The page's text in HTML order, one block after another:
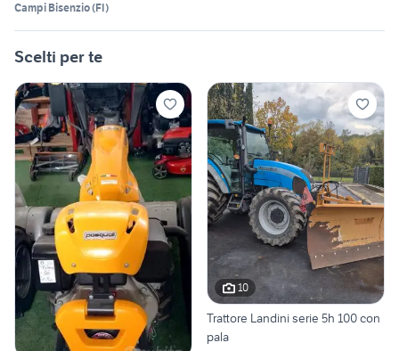
Campi Bisenzio(FI)
Scelti per te
10
Trattore Landini serie 5h 100 con
pala